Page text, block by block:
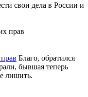
свои дела в России и
Благо, обратился
бывшая теперь
лишить.